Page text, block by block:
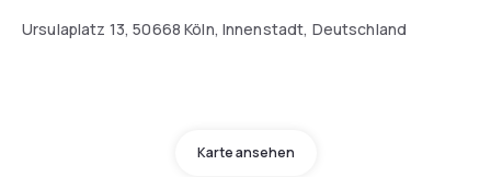
Ursulaplatz 13, 50668 Köln, Innenstadt, Deutschland
Karte ansehen